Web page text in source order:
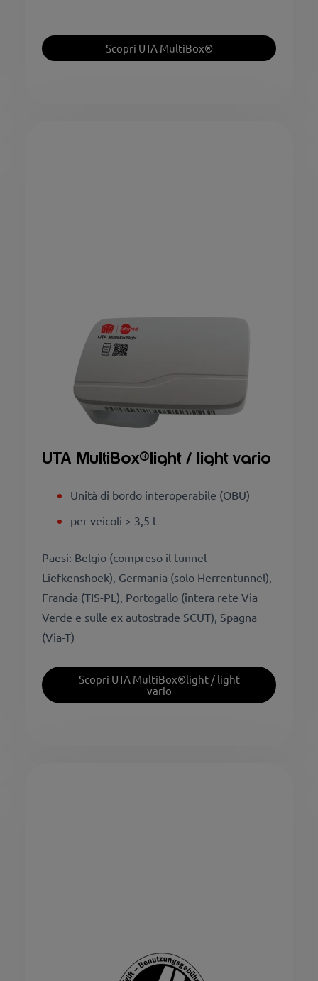
Scopri UTA MultiBox®
UTA MultiBox®light / light vario
Unità di bordo interoperabile (OBU)
per veicoli > 3,5 t
Paesi: Belgio (compreso il tunnel
Liefkenshoek), Germania (solo Herrentunnel),
Francia (TIS-PL), Portogallo (intera rete Via
Verde e sulle ex autostrade SCUT), Spagna
(Via-T)
Scopri UTA MultiBox®light / light
vario